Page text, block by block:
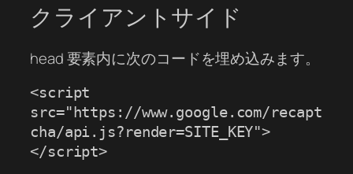
クライアントサイド
head 要素内に次のコードを埋め込みます。
<script
src="https://www.google.com/recapt
cha/api.js?render=SITE_KEY">
</script>